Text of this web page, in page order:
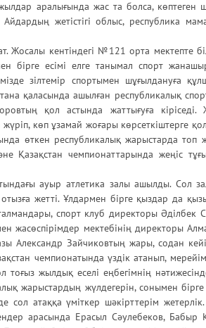
аралығында жас та болса, көптеген
жетістігі облыс, республика
Жосалы кентіндегі №121 орта мектепте
бірге есімі елге танымал спорт
зілтемір спортымен шұғылдануға
қаласында ашылған республикалық
қол астында жаттығуға кіріседі.
көп ұзамай жоғары көрсеткіштерге
өткен республикалық жарыстарда топ
Қазақстан чемпионаттарында жеңіс
ауыр атлетика залы ашылды. Сол
жетті. Ұлдармен бірге қыздар да
спорт клуб директоры Әділбек
жасөспірімдер мектебінің директоры
Александр Зайчиковтың жары, содан
чемпионатында үздік атанып,
тоғыз жылдық еселі еңбегімнің
жарыстардың жүлдегерін, сонымен
атаққа үміткер шәкірттерім жетерлік.
арасында Ерасыл Сәулебеков, Бабыр